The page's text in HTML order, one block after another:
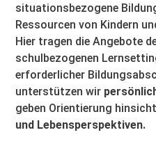
situationsbezogene
Ressourcen von Kindern
Hier tragen die Angebote
schulbezogenen
erforderlicher
unterstützen wir
geben Orientierung
und Lebensperspektiven.